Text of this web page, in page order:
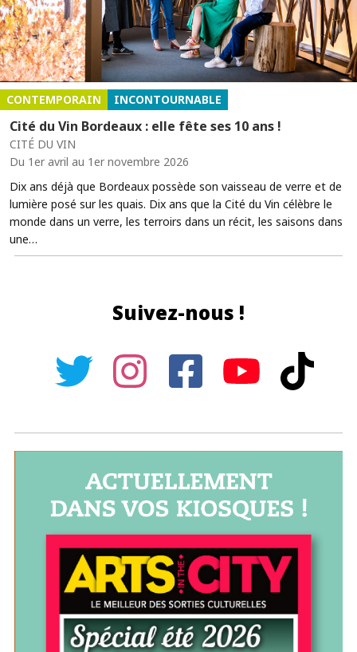
CONTEMPORAIN INCONTOURNABLE
Cité du Vin Bordeaux : elle fête ses 10 ans !
CITÉ DU VIN
Du 1er avril au 1er novembre 2026
Dix ans déjà que Bordeaux possède son vaisseau de verre et de
lumière posé sur les quais. Dix ans que la Cité du Vin célèbre le
monde dans un verre, les terroirs dans un récit, les saisons dans
une…
Suivez-nous !